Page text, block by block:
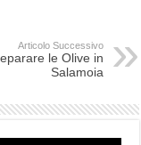
Articolo Successivo
le Olive in
Salamoia